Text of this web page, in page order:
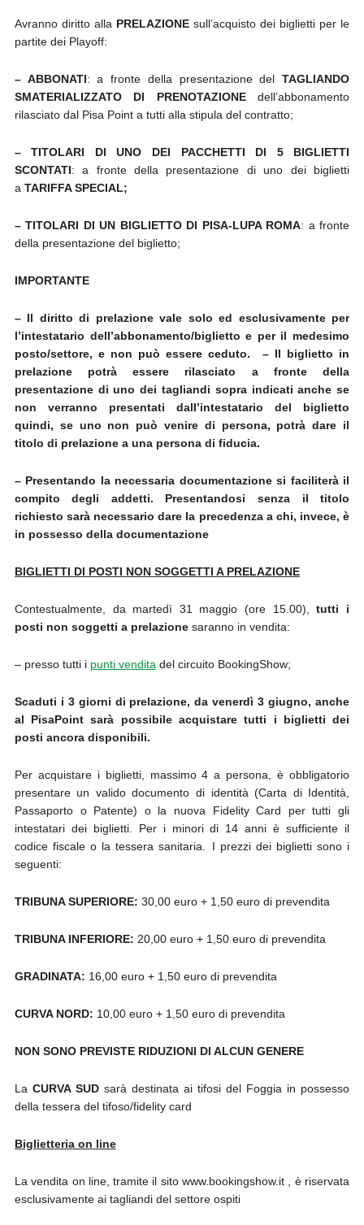
Avranno diritto alla PRELAZIONEsull’acquisto dei biglietti per le
partite dei Playoff:
– ABBONATI: a fronte della presentazione delTAGLIANDO
SMATERIALIZZATO DI PRENOTAZIONEdell’abbonamento
rilasciato dal Pisa Point a tutti alla stipula del contratto;
– TITOLARI DI UNO DEI PACCHETTI DI 5 BIGLIETTI
SCONTATI: a fronte della presentazione di uno dei biglietti
a TARIFFA SPECIAL;
– TITOLARI DI UN BIGLIETTO DI PISA-LUPA ROMA: a fronte
della presentazione del biglietto;
IMPORTANTE
– Il diritto di prelazione vale solo ed esclusivamente per
l’intestatario dell’abbonamento/biglietto e per il medesimo
posto/settore, e non può essere ceduto. – Il biglietto in
prelazione potrà essere rilasciato a fronte della
presentazione di uno dei tagliandi sopra indicati anche se
non verranno presentati dall’intestatario del biglietto
quindi, se uno non può venire di persona, potrà dare il
titolo di prelazione a una persona di fiducia.
– Presentando la necessaria documentazione si faciliterà il
compito degli addetti. Presentandosi senza il titolo
richiesto sarà necessario dare la precedenza a chi, invece, è
in possesso della documentazione
BIGLIETTI DI POSTI NON SOGGETTI A PRELAZIONE
Contestualmente, da martedì 31 maggio (ore 15.00),tutti i
posti non soggetti a prelazionesaranno in vendita:
– presso tutti i punti venditadel circuito BookingShow;
Scaduti i 3 giorni di prelazione, da venerdì 3 giugno, anche
al PisaPoint sarà possibile acquistare tutti i biglietti dei
posti ancora disponibili.
Per acquistare i biglietti, massimo 4 a persona, è obbligatorio
presentare un valido documento di identità (Carta di Identità,
Passaporto o Patente) o la nuova Fidelity Card per tutti gli
intestatari dei biglietti. Per i minori di 14 anni è sufficiente il
codice fiscale o la tessera sanitaria. I prezzi dei biglietti sono i
seguenti:
TRIBUNA SUPERIORE: 30,00 euro + 1,50 euro di prevendita
TRIBUNA INFERIORE: 20,00 euro + 1,50 euro di prevendita
GRADINATA: 16,00 euro + 1,50 euro di prevendita
CURVA NORD: 10,00 euro + 1,50 euro di prevendita
NON SONO PREVISTE RIDUZIONI DI ALCUN GENERE
La CURVA SUDsarà destinata ai tifosi del Foggia in possesso
della tessera del tifoso/fidelity card
Biglietteria on line
La vendita on line, tramite il sito www.bookingshow.it , è riservata
esclusivamente ai tagliandi del settore ospiti